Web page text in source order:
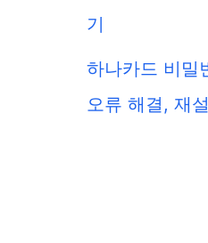
기
하나카드 비밀
오류 해결, 재